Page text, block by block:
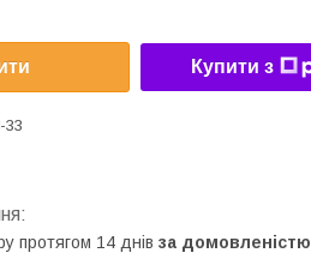
Купити з
33
протягом 14 днів за домовленістю